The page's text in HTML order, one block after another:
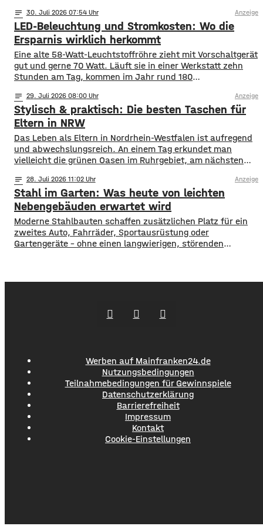
viele Insektenarten unter Druck: Versiegelte Flächen, sehr
aufgeräumte Beete und weniger heimische Blühpflanzen
nehmen ihnen Nistplätze und Rückzugsräume. Ein
Insektenhotel in Mainfranken ist keine Wunderlösung, kann
notes 30. Juli 2026 07:54 Anzeige
LED-Beleuchtung und Stromkosten: Wo die
Ersparnis wirklich herkommt
Eine alte 58-Watt-Leuchtstoffröhre zieht mit Vorschaltgerät
gut und gerne 70 Watt. Läuft sie in einer Werkstatt zehn
Stunden am Tag, kommen im Jahr rund 180
Leuchten sind das über 7.000 Kilowattstunden – nur fürs
Licht. Die Rechnung ist einfacher als ihr Ruf Man braucht
dafür keine Software. Leistung in
notes 29. Juli 2026 08:00 Anzeige
Stylisch & praktisch: Die besten Taschen für
Eltern in NRW
Das Leben als Eltern in Nordrhein-Westfalen ist aufregend
und abwechslungsreich. An einem Tag erkundet man
vielleicht die grünen Oasen im Ruhrgebiet, am nächsten
Düsseldorf. Spontaneität ist gefragt, aber gute
Vorbereitung ist alles. Wer mit Kindern unterwegs ist,
weiß, dass man für alle Eventualitäten gewappnet sein
muss –
notes 28. Juli 2026 11:02 Anzeige
Stahl im Garten: Was heute von leichten
Nebengebäuden erwartet wird
Moderne Stahlbauten schaffen zusätzlichen Platz für ein
zweites Auto, Fahrräder, Sportausrüstung oder
Gartengeräte – ohne einen langwierigen, störenden
Werben auf Mainfranken24.de
Nutzungsbedingungen
Teilnahmebedingungen für Gewinnspiele
Datenschutzerklärung
Barrierefreiheit
Impressum
Kontakt
Cookie-Einstellungen